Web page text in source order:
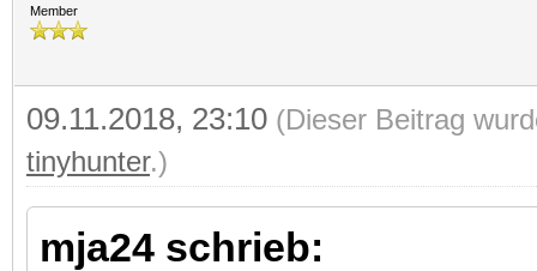
Member
09.11.2018, 23:10 (Dieser Beitrag
tinyhunter.)
mja24 schrieb: